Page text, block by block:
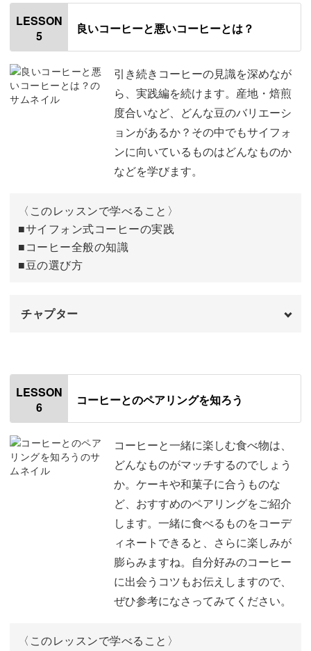
はじめに
使用材料・道具
コーヒーを抽出する 01:08
抽出したコーヒーを急冷する 02:58
04:11
LESSON
5
良いコーヒーと悪いコーヒーとは？
引き続きコーヒーの見識を深めなが
ら、実践編を続けます。産地・焙煎
度合いなど、どんな豆のバリエーシ
ョンがあるか？その中でもサイフォ
ンに向いているものはどんなものか
などを学びます。
〈このレッスンで学べること〉
■サイフォン式コーヒーの実践
■コーヒー全般の知識
■豆の選び方
チャプター
はじめに
生産地について
コーヒー豆について 07:01
コーヒー豆の名前について 13:14
スペシャルティコーヒーについて 15:47
18:14
淹れ方の違いによる味わいの特徴 23:35
コーヒー豆の保存方法 34:05
LESSON
6
コーヒーとのペアリングを知ろう
コーヒーと一緒に楽しむ食べ物は、
どんなものがマッチするのでしょう
か。ケーキや和菓子に合うものな
ど、おすすめのペアリングをご紹介
します。一緒に食べるものをコーデ
ィネートできると、さらに楽しみが
膨らみますね。自分好みのコーヒー
に出会うコツもお伝えしますので、
ぜひ参考になさってみてください。
〈このレッスンで学べること〉